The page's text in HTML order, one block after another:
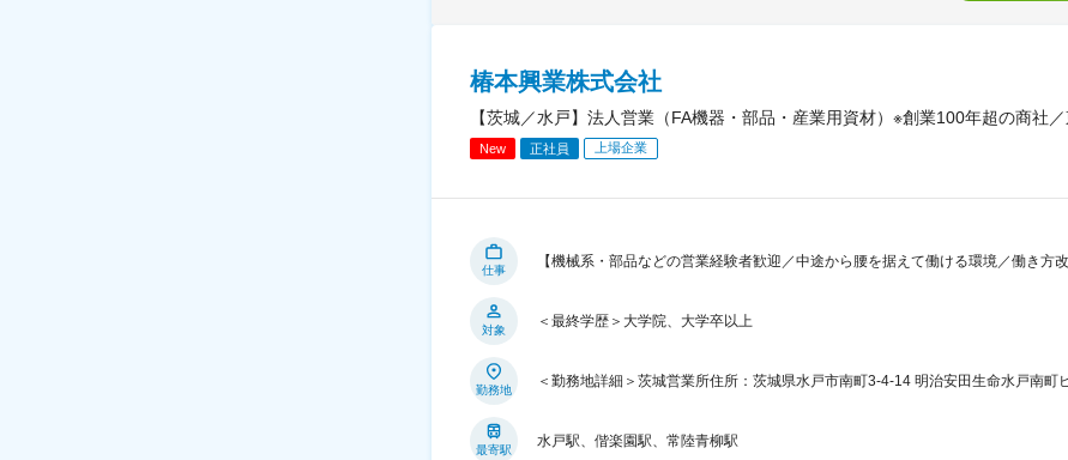
椿本興業株式会社
【茨城／水戸】法人営業（FA機器・部品・産業用資材）※創業100年超の商社
New 正社員 上場企業
仕事
【機械系・部品などの営業経験者歓迎／中途から腰を据えて働ける環境／働き方
対象
＜最終学歴＞大学院、大学卒以上
勤務地
＜勤務地詳細＞茨城営業所住所：茨城県水戸市南町3-4-14 明治安田生命水戸南町
最寄駅
水戸駅、偕楽園駅、常陸青柳駅